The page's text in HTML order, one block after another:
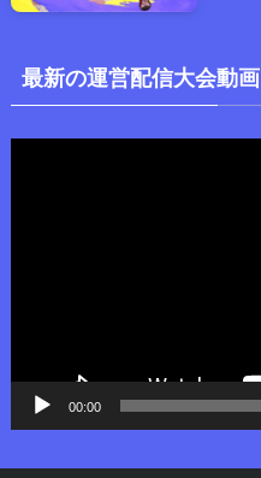
最新の運営配信大会動画
00:00